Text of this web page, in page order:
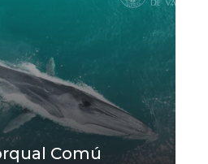
Comú